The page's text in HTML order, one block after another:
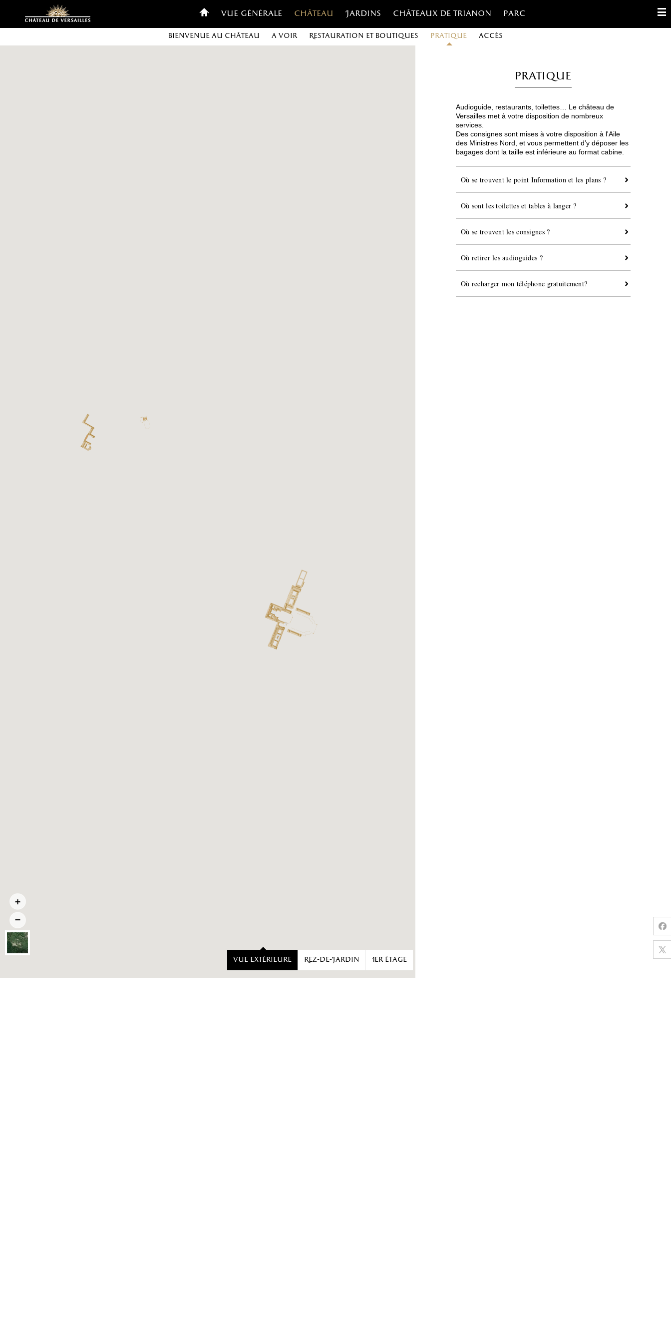
Vue générale Château Jardins Châteaux de trianon Parc
Bienvenue au Château A voir Restauration et boutiques Pratique Accès
Gestion des cookies
Contact
Vue extérieure Rez-de-Jardin 1er étage
Pratique
Audioguide, restaurants, toilettes… Le château de
Versailles met à votre disposition de nombreux
services.
Des consignes sont mises à votre disposition à l'Aile
des Ministres Nord, et vous permettent d’y déposer les
bagages dont la taille est inférieure au format cabine.
Où se trouvent le point Information et les plans ?
Où sont les toilettes et tables à langer ?
Où se trouvent les consignes ?
Où retirer les audioguides ?
Où recharger mon téléphone gratuitement?
Personnaliser les cookies